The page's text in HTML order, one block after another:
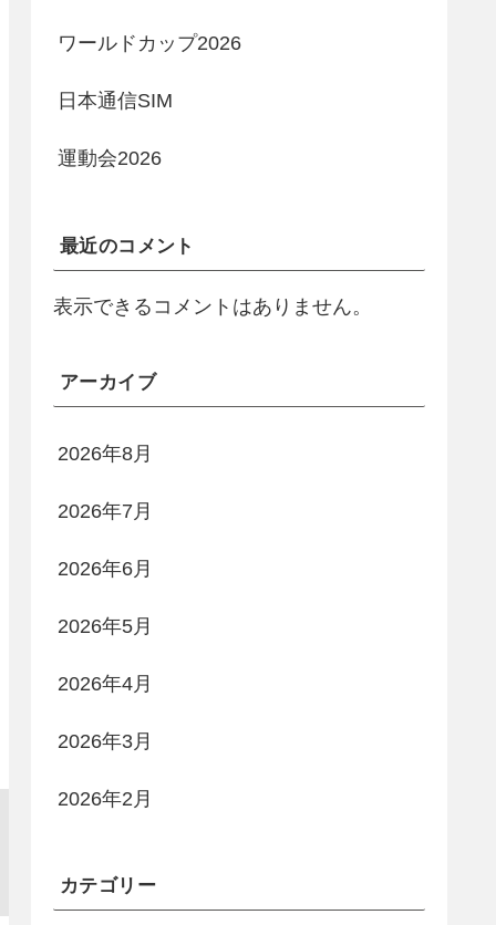
ワールドカップ2026
日本通信SIM
運動会2026
最近のコメント
表示できるコメントはありません。
アーカイブ
2026年8月
2026年7月
2026年6月
2026年5月
2026年4月
2026年3月
2026年2月
カテゴリー